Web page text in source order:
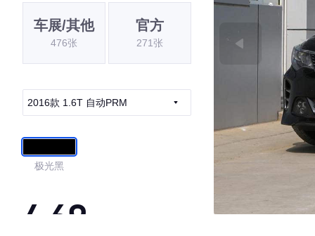
车展/其他
476张
官方
271张
2016款 1.6T 自动PRM
极光黑
4.69